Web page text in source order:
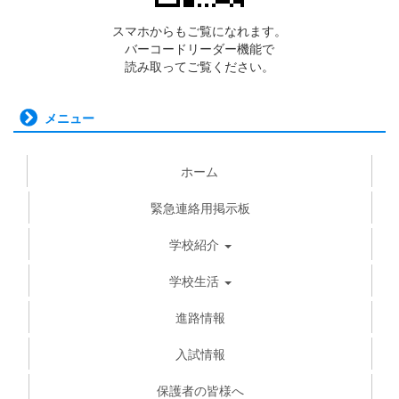
スマホからもご覧になれます。
バーコードリーダー機能で
読み取ってご覧ください。
メニュー
ホーム
緊急連絡用掲示板
学校紹介
学校生活
進路情報
入試情報
保護者の皆様へ